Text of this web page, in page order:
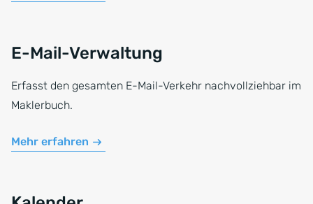
E-Mail-Verwaltung
Erfasst den gesamten E-Mail-Verkehr nachvollziehbar im
Maklerbuch.
Mehr erfahren